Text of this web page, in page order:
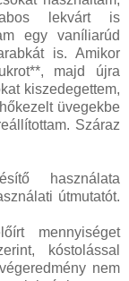
lekvárt is
egy vaníliarúd
is. Amikor
majd újra
kiszedegettem,
üvegekbe
Száraz
használata
útmutatót.
mennyiséget
kóstolással
nem